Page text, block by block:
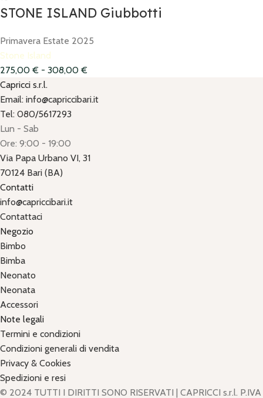
STONE ISLAND Giubbotti
Primavera Estate 2025
Stone Island
275,00 € - 308,00 €
Capricci s.r.l.
Email: info@capriccibari.it
Tel: 080/5617293
Lun - Sab
Ore: 9:00 - 19:00
Via Papa Urbano VI, 31
70124 Bari (BA)
Contatti
info@capriccibari.it
Contattaci
Negozio
Bimbo
Bimba
Neonato
Neonata
Accessori
Note legali
Termini e condizioni
Condizioni generali di vendita
Privacy & Cookies
Spedizioni e resi
© 2024 TUTTI I DIRITTI SONO RISERVATI | CAPRICCI s.r.l. P.IVA